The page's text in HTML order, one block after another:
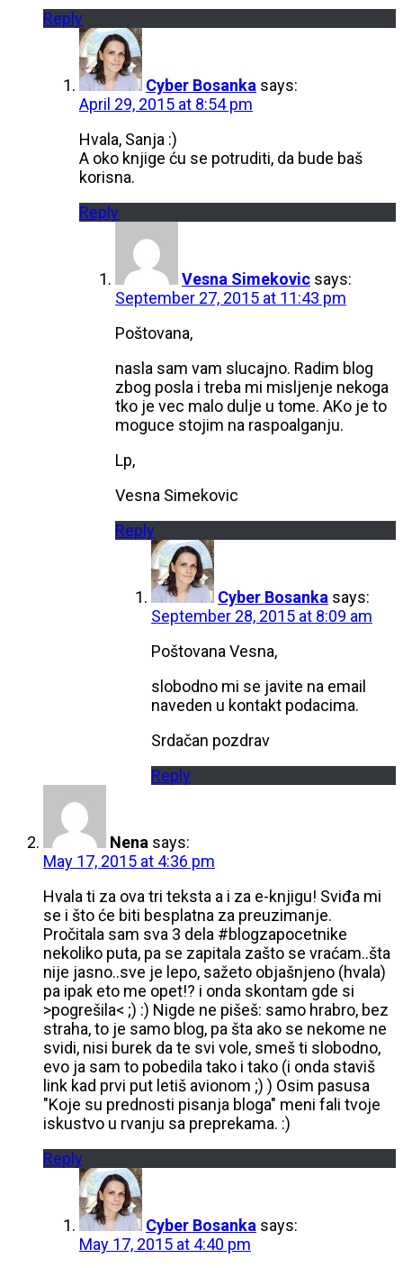
Reply
Cyber Bosanka says:
April 29, 2015 at 8:54 pm
Hvala, Sanja :)
A oko knjige ću se potruditi, da bude baš
korisna.
Reply
Vesna Simekovic says:
September 27, 2015 at 11:43 pm
Poštovana,
nasla sam vam slucajno. Radim blog
zbog posla i treba mi misljenje nekoga
tko je vec malo dulje u tome. AKo je to
moguce stojim na raspoalganju.
Lp,
Vesna Simekovic
Reply
Cyber Bosanka says:
September 28, 2015 at 8:09 am
Poštovana Vesna,
slobodno mi se javite na email
naveden u kontakt podacima.
Srdačan pozdrav
Reply
Nena says:
May 17, 2015 at 4:36 pm
Hvala ti za ova tri teksta a i za e-knjigu! Sviđa mi
se i što će biti besplatna za preuzimanje.
Pročitala sam sva 3 dela #blogzapocetnike
nekoliko puta, pa se zapitala zašto se vraćam..šta
nije jasno..sve je lepo, sažeto objašnjeno (hvala)
pa ipak eto me opet!? i onda skontam gde si
>pogrešila< ;) :) Nigde ne pišeš: samo hrabro, bez
straha, to je samo blog, pa šta ako se nekome ne
svidi, nisi burek da te svi vole, smeš ti slobodno,
evo ja sam to pobedila tako i tako (i onda staviš
link kad prvi put letiš avionom ;) ) Osim pasusa
"Koje su prednosti pisanja bloga" meni fali tvoje
iskustvo u rvanju sa preprekama. :)
Reply
Cyber Bosanka says:
May 17, 2015 at 4:40 pm